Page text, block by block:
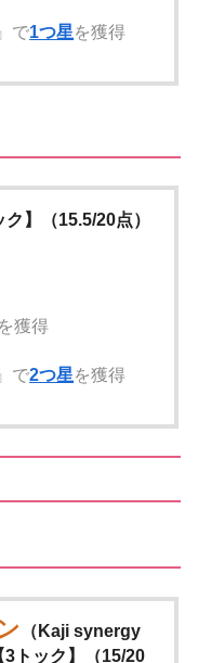
』で1つ星を獲得
ク】（15.5/20点）
獲得
』で2つ星を獲得
（Kaji synergy
トック】（15/20